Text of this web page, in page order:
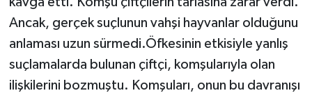
Ancak, gerçek suçlunun vahşi hayvanlar olduğunu
anlaması uzun sürmedi.Öfkesinin etkisiyle yanlış
suçlamalarda bulunan çiftçi, komşularıyla olan
ilişkilerini bozmuştu. Komşuları, onun bu davranışı